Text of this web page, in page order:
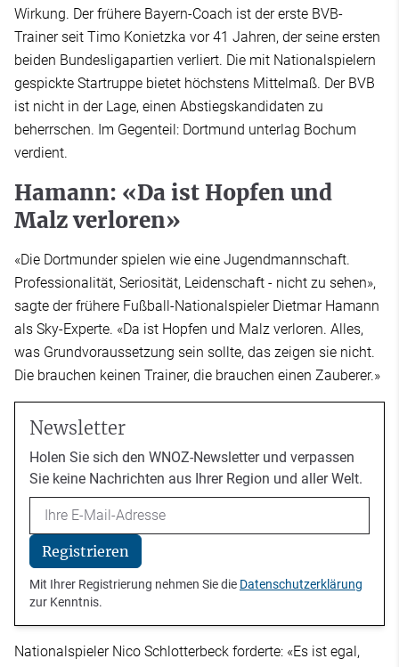
Wirkung. Der frühere Bayern-Coach ist der erste BVB-
Trainer seit Timo Konietzka vor 41 Jahren, der seine ersten
beiden Bundesligapartien verliert. Die mit Nationalspielern
gespickte Startruppe bietet höchstens Mittelmaß. Der BVB
ist nicht in der Lage, einen Abstiegskandidaten zu
beherrschen. Im Gegenteil: Dortmund unterlag Bochum
verdient.
Hamann: «Da ist Hopfen und
Malz verloren»
«Die Dortmunder spielen wie eine Jugendmannschaft.
Professionalität, Seriosität, Leidenschaft - nicht zu sehen»,
sagte der frühere Fußball-Nationalspieler Dietmar Hamann
als Sky-Experte. «Da ist Hopfen und Malz verloren. Alles,
was Grundvoraussetzung sein sollte, das zeigen sie nicht.
Die brauchen keinen Trainer, die brauchen einen Zauberer.»
Newsletter
Holen Sie sich den WNOZ-Newsletter und verpassen
Sie keine Nachrichten aus Ihrer Region und aller Welt.
Email
Registrieren
Mit Ihrer Registrierung nehmen Sie die Datenschutzerklärung
zur Kenntnis.
Nationalspieler Nico Schlotterbeck forderte: «Es ist egal,